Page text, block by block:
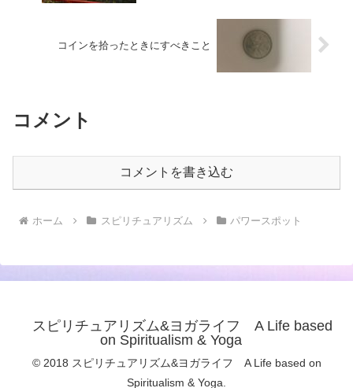
コインを拾ったときにすべきこと
コメント
コメントを書き込む
ホーム スピリチュアリズム パワースポット
スピリチュアリズム&ヨガライフ A Life based
on Spiritualism & Yoga
© 2018 スピリチュアリズム&ヨガライフ A Life based on
Spiritualism & Yoga.